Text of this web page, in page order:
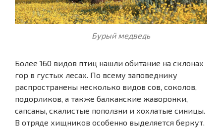
Бурый медведь
Более 160 видов птиц нашли обитание на склонах
гор в густых лесах. По всему заповеднику
распространены несколько видов сов, соколов,
подорликов, а также балканские жаворонки,
сапсаны, скалистые поползни и хохлатые синицы.
В отряде хищников особенно выделяется беркут.